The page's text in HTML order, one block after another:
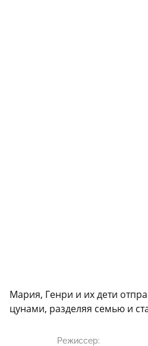
Мария, Генри и их дети
цунами, разделяя семью и
Режиссер: